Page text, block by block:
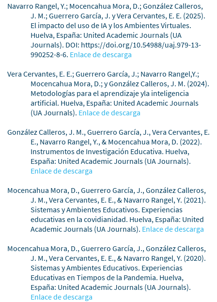
Navarro Rangel, Y.; Mocencahua Mora, D.; González Calleros,
J. M.; Guerrero García, J. y Vera Cervantes, E. E. (2025).
El impacto del uso de IA y los Ambientes Virtuales.
Huelva, España: United Academic Journals (UA
Journals). DOI: https://doi.org/10.54988/uaj.979-13-
990252-8-6. Enlace de descarga
Vera Cervantes, E. E.; Guerrero García, J.; Navarro Rangel,Y.;
Mocencahua Mora, D.; y González Calleros, J. M. (2024).
Metodologías para el aprendizaje yla inteligencia
artificial. Huelva, España: United Academic Journals
(UA Journals). Enlace de descarga
González Calleros, J. M., Guerrero García, J., Vera Cervantes, E.
E., Navarro Rangel, Y., & Mocencahua Mora, D. (2022).
Instrumentos de Investigación Educativa. Huelva,
España: United Academic Journals (UA Journals).
Enlace de descarga
Mocencahua Mora, D., Guerrero García, J., González Calleros,
J. M., Vera Cervantes, E. E., & Navarro Rangel, Y. (2021).
Sistemas y Ambientes Educativos. Experiencias
educativas en la covidianidad. Huelva, España: United
Academic Journals (UA Journals). Enlace de descarga
Mocencahua Mora, D., Guerrero García, J., González Calleros,
J. M., Vera Cervantes, E. E., & Navarro Rangel, Y. (2020).
Sistemas y Ambientes Educativos. Experiencias
Educativas en Tiempos de la Pandemia. Huelva,
España: United Academic Journals (UA Journals).
Enlace de descarga